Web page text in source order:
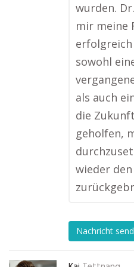
wurden.
mir meine
sowohl
als auch
die
geholfen,
wieder
Nachricht